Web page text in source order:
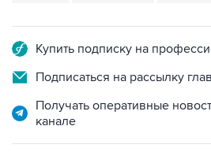
Купить подписку на
Подписаться на рассылку
Получать оперативные
канале